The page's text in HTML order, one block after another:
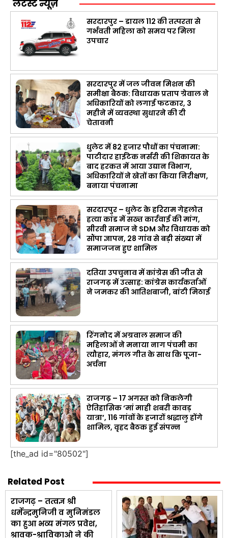
लेटेस्ट न्यूज़
सरदारपुर – डायल 112 की तत्परता से
गर्भवती महिला को समय पर मिला
उपचार
सरदारपुर में जल जीवन मिशन की
समीक्षा बैठक: विधायक प्रताप ग्रेवाल ने
अधिकारियों को लगाई फटकार, 3
महीने में व्यवस्था सुधारने की दी
चेतावनी
धुलेट में 82 हजार पौधों का पंचनामा:
पाटीदार हाईटेक नर्सरी की शिकायत के
बाद हरकत में आया उद्यान विभाग,
अधिकारियों ने खेतों का किया निरीक्षण,
बनाया पंचनामा
सरदारपुर – धुलेट के हरिराम गेहलोत
हत्या कांड में सख्त कार्रवाई की मांग,
सीरवी समाज ने SDM और विधायक को
सौंपा ज्ञापन, 28 गांव से बड़ी संख्या में
समाजजन हुए शामिल
दतिया उपचुनाव में कांग्रेस की जीत से
राजगढ़ में उत्साह: कांग्रेस कार्यकर्ताओं
ने जमकर की आतिशबाजी, बांटी मिठाई
रिंगनोद में अग्रवाल समाज की
महिलाओं ने मनाया नाग पंचमी का
त्यौहार, मंगल गीत के साथ कि पूजा-
अर्चना
राजगढ़ – 17 अगस्त को निकलेगी
ऐतिहासिक ‘मां माही शबरी कावड़
यात्रा’, 116 गांवों के हजारों श्रद्धालु होंगे
शामिल, वृहद बैठक हुई संपन्न
[the_ad id="80502"]
Related Post
राजगढ़ – तत्वज्ञ श्री
धर्मेन्द्रमुनिजी व मुनिमंडल
का हुआ भव्य मंगल प्रवेश,
श्रावक-श्राविकाओ ने की